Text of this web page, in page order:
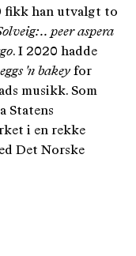
fikk han utvalgt to
.. peer aspera
. I 2020 hadde
eggs 'n bakey for
musikk. Som
Statens
i en rekke
Det Norske